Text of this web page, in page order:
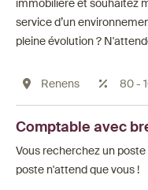
immobilière et souhaitez
service d’un
pleine évolution ?
Renens 80 -
Comptable avec
Vous recherchez un
poste n'attend que vous !